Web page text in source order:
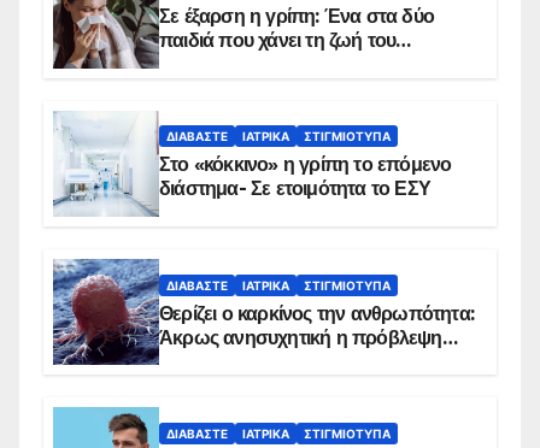
Σε έξαρση η γρίπη: Ένα στα δύο
παιδιά που χάνει τη ζωή του
ΔΙΑΒΆΣΤΕ ΙΑΤΡΙΚΆ ΣΤΙΓΜΙΌΤΥΠΑ
Στο «κόκκινο» η γρίπη το επόμενο
διάστημα- Σε ετοιμότητα το ΕΣΥ
ΔΙΑΒΆΣΤΕ ΙΑΤΡΙΚΆ ΣΤΙΓΜΙΌΤΥΠΑ
Θερίζει ο καρκίνος την ανθρωπότητα:
Άκρως ανησυχητική η πρόβλεψη…
ΔΙΑΒΆΣΤΕ ΙΑΤΡΙΚΆ ΣΤΙΓΜΙΌΤΥΠΑ